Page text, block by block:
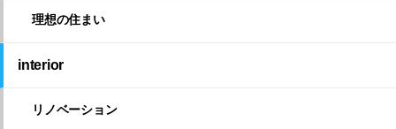
理想の住まい
interior
リノベーション